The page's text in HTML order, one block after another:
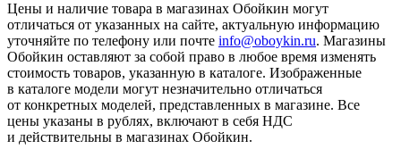
Цены и наличие товара в магазинах Обойкин могут
отличаться от указанных на сайте, актуальную информацию
уточняйте по телефону или почте info@oboykin.ru. Магазины
Обойкин оставляют за собой право в любое время изменять
стоимость товаров, указанную в каталоге. Изображенные
в каталоге модели могут незначительно отличаться
от конкретных моделей, представленных в магазине. Все
цены указаны в рублях, включают в себя НДС
и действительны в магазинах Обойкин.